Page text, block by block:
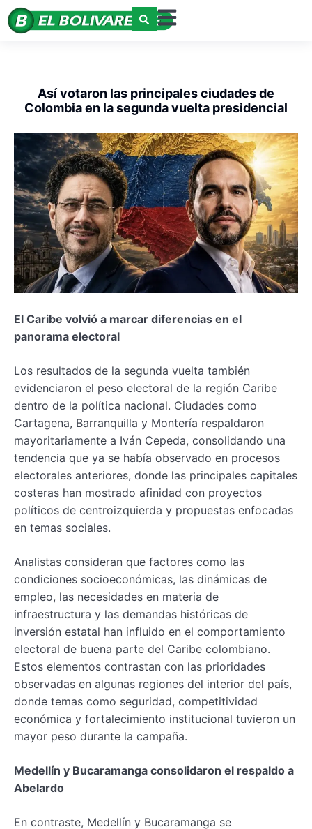
Así votaron las principales ciudades de
Colombia en la segunda vuelta presidencial
El Caribe volvió a marcar diferencias en el
panorama electoral
Los resultados de la segunda vuelta también
evidenciaron el peso electoral de la región Caribe
dentro de la política nacional. Ciudades como
Cartagena, Barranquilla y Montería respaldaron
mayoritariamente a Iván Cepeda, consolidando una
tendencia que ya se había observado en procesos
electorales anteriores, donde las principales capitales
costeras han mostrado afinidad con proyectos
políticos de centroizquierda y propuestas enfocadas
en temas sociales.
Analistas consideran que factores como las
condiciones socioeconómicas, las dinámicas de
empleo, las necesidades en materia de
infraestructura y las demandas históricas de
inversión estatal han influido en el comportamiento
electoral de buena parte del Caribe colombiano.
Estos elementos contrastan con las prioridades
observadas en algunas regiones del interior del país,
donde temas como seguridad, competitividad
económica y fortalecimiento institucional tuvieron un
mayor peso durante la campaña.
Medellín y Bucaramanga consolidaron el respaldo a
Abelardo
En contraste, Medellín y Bucaramanga se